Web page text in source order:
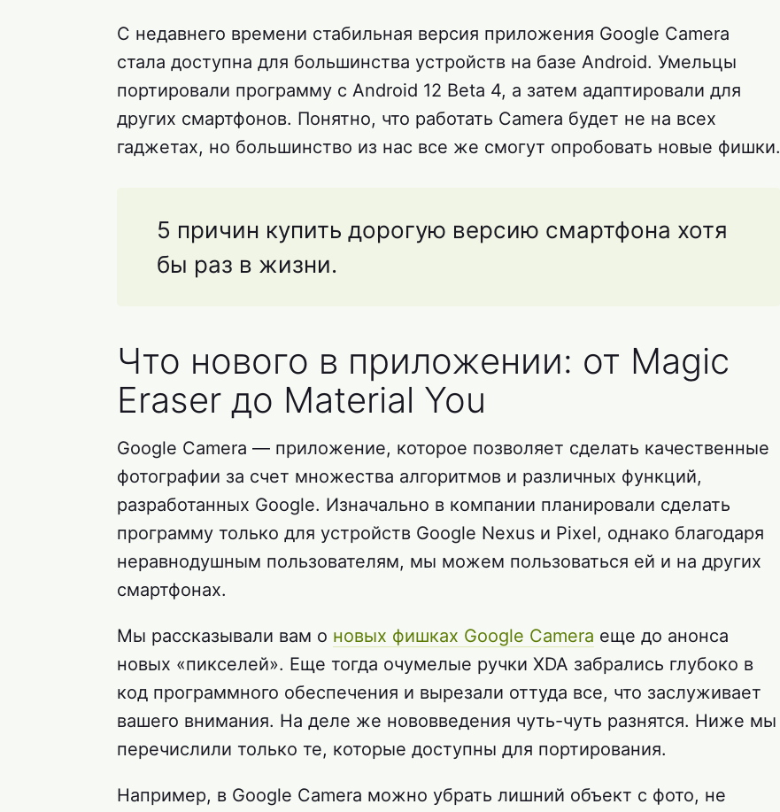
С недавнего времени стабильная версия приложения Google Camera
стала доступна для большинства устройств на базе Android. Умельцы
портировали программу с Android 12 Beta 4, а затем адаптировали для
других смартфонов. Понятно, что работать Camera будет не на всех
гаджетах, но большинство из нас все же смогут опробовать новые фишки.
5 причин купить дорогую версию смартфона хотя
бы раз в жизни.
Что нового в приложении: от Magic
Eraser до Material You
Google Camera — приложение, которое позволяет сделать качественные
фотографии за счет множества алгоритмов и различных функций,
разработанных Google. Изначально в компании планировали сделать
программу только для устройств Google Nexus и Pixel, однако благодаря
неравнодушным пользователям, мы можем пользоваться ей и на других
смартфонах.
Мы рассказывали вам о новых фишках Google Camera еще до анонса
новых «пикселей». Еще тогда очумелые ручки XDA забрались глубоко в
код программного обеспечения и вырезали оттуда все, что заслуживает
вашего внимания. На деле же нововведения чуть-чуть разнятся. Ниже мы
перечислили только те, которые доступны для портирования.
Например, в Google Camera можно убрать лишний объект с фото, не